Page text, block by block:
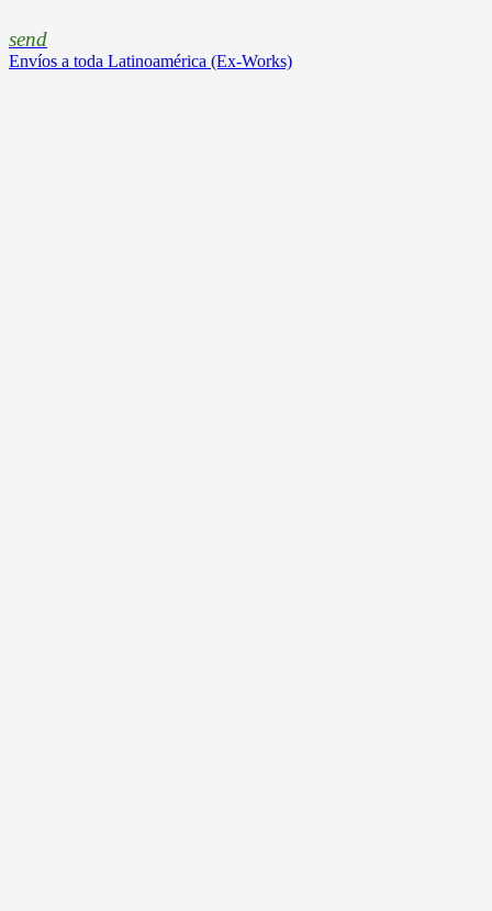
send
Envíos a toda Latinoamérica (Ex-Works)